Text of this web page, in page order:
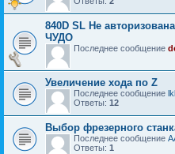
840D SL Не
ЧУДО
Последнее сообщение
Увеличение хода по Z
Последнее сообщение
Ответы: 12
Выбор фрезерного
Последнее сообщение
Ответы: 1